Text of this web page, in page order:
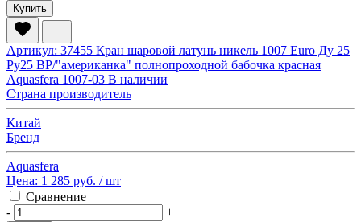
Купить
Артикул: 37455 Кран шаровой латунь никель 1007 Euro Ду 25
Ру25 ВР/"американка" полнопроходной бабочка красная
Aquasfera 1007-03 В наличии
Страна производитель
Китай
Бренд
Aquasfera
Цена: 1 285 руб. / шт
Сравнение
-
+